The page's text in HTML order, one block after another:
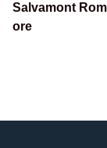
Salvamont
ore